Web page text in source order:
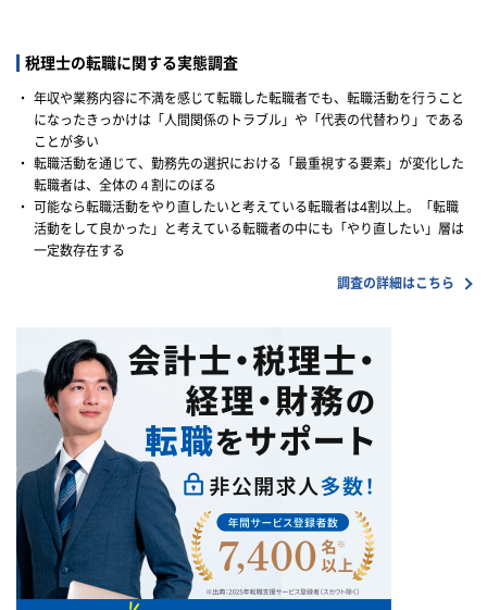
税理士の転職に関する実態調査
・ 年収や業務内容に不満を感じて転職した転職者でも、転職活動を行うこと
になったきっかけは「人間関係のトラブル」や「代表の代替わり」である
ことが多い
・ 転職活動を通じて、勤務先の選択における「最重視する要素」が変化した
転職者は、全体の４割にのぼる
・ 可能なら転職活動をやり直したいと考えている転職者は4割以上。「転職
活動をして良かった」と考えている転職者の中にも「やり直したい」層は
一定数存在する
調査の詳細はこちら